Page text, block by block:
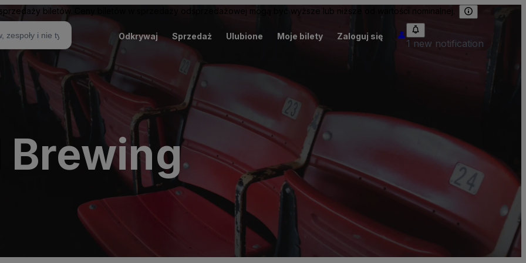
biletów. Ceny biletów w sprzedaży odsprzedażowej mogą być wyższe lub niższe od wartości nominalnej.
Odkrywaj Sprzedaż Ulubione Moje bilety Zaloguj się
1 new notification